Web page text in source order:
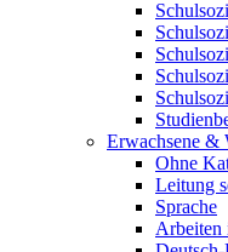
Erwachsene &
Ohne
Leitung
Sprache
Arbeiten